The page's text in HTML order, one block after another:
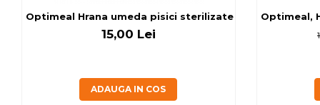
Optimeal Hrana umeda
15,00 Lei
ADAUGA IN COS
Optimeal,